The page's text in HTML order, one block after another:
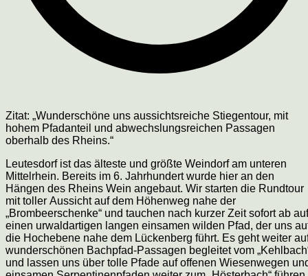
Zitat: „Wunderschöne uns aussichtsreiche Stiegentour, mit
hohem Pfadanteil und abwechslungsreichen Passagen
oberhalb des Rheins.“
Leutesdorf ist das älteste und größte Weindorf am unteren
Mittelrhein. Bereits im 6. Jahrhundert wurde hier an den
Hängen des Rheins Wein angebaut. Wir starten die Rundtour
mit toller Aussicht auf dem Höhenweg nahe der
„Brombeerschenke“ und tauchen nach kurzer Zeit sofort ab auf
einen urwaldartigen langen einsamen wilden Pfad, der uns
die Hochebene nahe dem Lückenberg führt. Es geht weiter
wunderschönen Bachpfad-Passagen begleitet vom
und lassen uns über tolle Pfade auf offenen Wiesenwegen